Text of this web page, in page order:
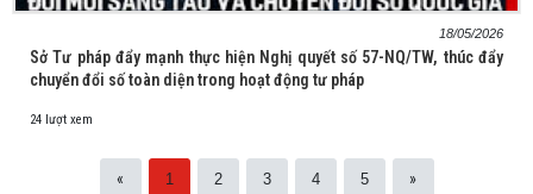
18/05/2026
Sở Tư pháp đẩy mạnh thực hiện Nghị quyết số 57-NQ/TW, thúc đẩy
chuyển đổi số toàn diện trong hoạt động tư pháp
24 lượt xem
« 1 2 3 4 5 »